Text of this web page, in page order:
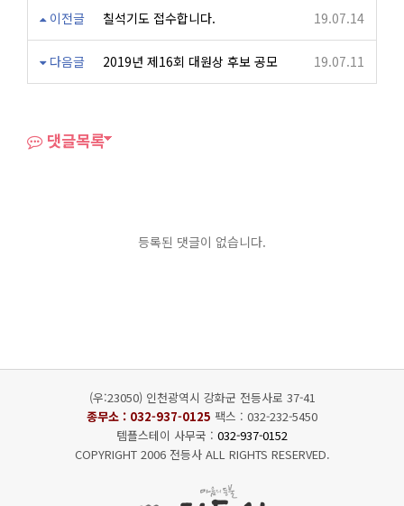
이전글 칠석기도 접수합니다. 19.07.14
다음글 2019년 제16회 대원상 후보 공모 19.07.11
댓글목록
등록된 댓글이 없습니다.
(우:23050) 인천광역시 강화군 전등사로 37-41
종무소 : 032-937-0125 팩스 : 032-232-5450
템플스테이 사무국 : 032-937-0152
COPYRIGHT 2006 전등사 ALL RIGHTS RESERVED.